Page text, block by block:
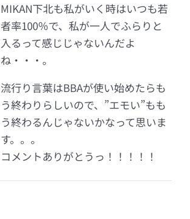
MIKAN下北も私がいく時はいつも若
者率100％で、私が一人でふらりと
入るって感じじゃないんだよ
ね・・・。
流行り言葉はBBAが使い始めたらも
う終わりらしいので、”エモい”もも
う終わるんじゃないかなって思いま
す。。。
コメントありがとうっ！！！！！